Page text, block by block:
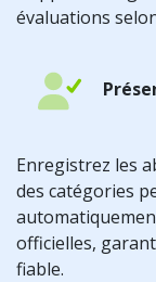
évaluations
Enregistrez les
des catégories
officielles,
fiable.